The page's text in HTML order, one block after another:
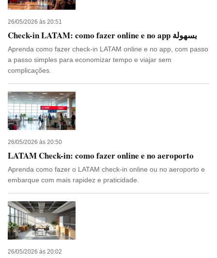
26/05/2026 às 20:51
Check-in LATAM: como fazer online e no app بسهولة
Aprenda como fazer check-in LATAM online e no app, com passo
a passo simples para economizar tempo e viajar sem
complicações.
26/05/2026 às 20:50
LATAM Check-in: como fazer online e no aeroporto
Aprenda como fazer o LATAM check-in online ou no aeroporto e
embarque com mais rapidez e praticidade.
26/05/2026 às 20:02